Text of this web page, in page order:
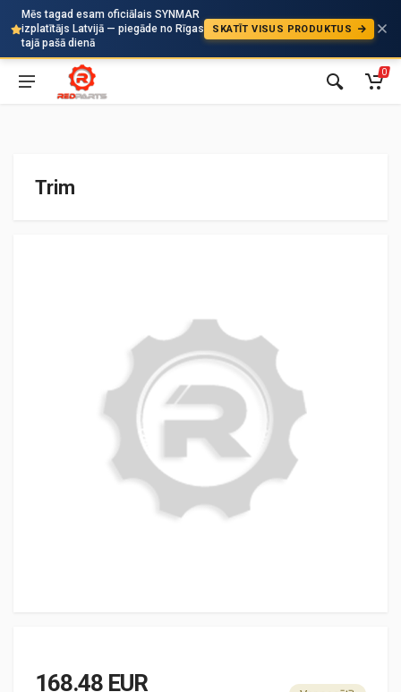
Mēs tagad esam oficiālais SYNMAR
izplatītājs Latvijā — piegāde no Rīgas
tajā pašā dienā
SKATĪT VISUS PRODUKTUS
Auto
0
Trim
168.48 EUR